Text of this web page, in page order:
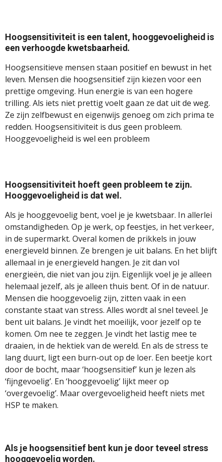
Hoogsensitiviteit is een talent, hooggevoeligheid is
een verhoogde kwetsbaarheid.
Hoogsensitieve mensen staan positief en bewust in het
leven. Mensen die hoogsensitief zijn kiezen voor een
prettige omgeving. Hun energie is van een hogere
trilling. Als iets niet prettig voelt gaan ze dat uit de weg.
Ze zijn zelfbewust en eigenwijs genoeg om zich prima te
redden. Hoogsensitiviteit is dus geen probleem.
Hooggevoeligheid is wel een probleem
Hoogsensitiviteit hoeft geen probleem te zijn.
Hooggevoeligheid is dat wel.
Als je hooggevoelig bent, voel je je kwetsbaar. In allerlei
omstandigheden. Op je werk, op feestjes, in het verkeer,
in de supermarkt. Overal komen de prikkels in jouw
energieveld binnen. Ze brengen je uit balans. En het blijft
allemaal in je energieveld hangen. Je zit dan vol
energieën, die niet van jou zijn. Eigenlijk voel je je alleen
helemaal jezelf, als je alleen thuis bent. Of in de natuur.
Mensen die hooggevoelig zijn, zitten vaak in een
constante staat van stress. Alles wordt al snel teveel. Je
bent uit balans. Je vindt het moeilijk, voor jezelf op te
komen. Om nee te zeggen. Je vindt het lastig mee te
draaien, in de hektiek van de wereld. En als de stress te
lang duurt, ligt een burn-out op de loer. Een beetje kort
door de bocht, maar ‘hoogsensitief’ kun je lezen als
‘fijngevoelig’. En ‘hooggevoelig’ lijkt meer op
‘overgevoelig’. Maar overgevoeligheid heeft niets met
HSP te maken.
Als je hoogsensitief bent kun je door teveel stress
hooggevoelig worden.